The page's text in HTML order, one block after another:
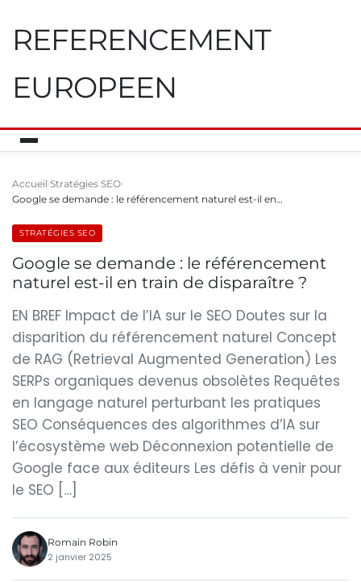
REFERENCEMENT
EUROPEEN
Accueil Stratégies SEO
Google se demande : le référencement naturel est-il en…
STRATÉGIES SEO
Google se demande : le référencement
naturel est-il en train de disparaître ?
EN BREF Impact de l’IA sur le SEO Doutes sur la
disparition du référencement naturel Concept
de RAG (Retrieval Augmented Generation) Les
SERPs organiques devenus obsolètes Requêtes
en langage naturel perturbant les pratiques
SEO Conséquences des algorithmes d’IA sur
l’écosystème web Déconnexion potentielle de
Google face aux éditeurs Les défis à venir pour
le SEO […]
Romain Robin
2 janvier 2025